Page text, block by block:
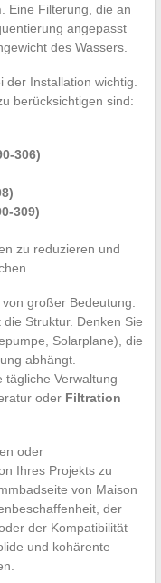
. Eine Filterung, die an
angepasst
des Wassers.
der Installation wichtig.
berücksichtigen sind:
306)
309)
zu reduzieren und
großer Bedeutung:
Struktur. Denken Sie
Solarplane), die
abhängt.
Verwaltung
oder Filtration
oder
Ihres Projekts zu
von Maison
der
der Kompatibilität
und kohärente